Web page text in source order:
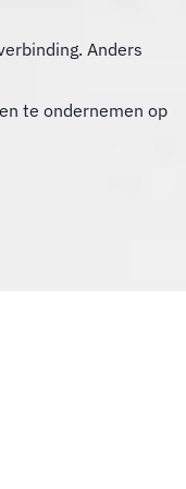
Anders
te ondernemen op